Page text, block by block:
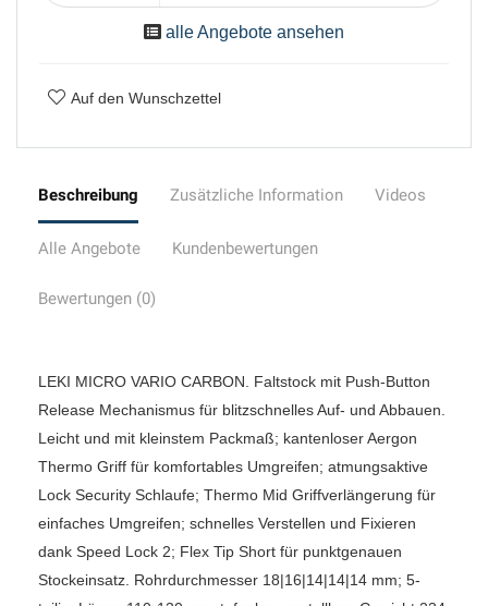
alle Angebote ansehen
Auf den Wunschzettel
Beschreibung Zusätzliche Information Videos
Alle Angebote Kundenbewertungen
Bewertungen (0)
LEKI MICRO VARIO CARBON. Faltstock mit Push-Button
Release Mechanismus für blitzschnelles Auf- und Abbauen.
Leicht und mit kleinstem Packmaß; kantenloser Aergon
Thermo Griff für komfortables Umgreifen; atmungsaktive
Lock Security Schlaufe; Thermo Mid Griffverlängerung für
einfaches Umgreifen; schnelles Verstellen und Fixieren
dank Speed Lock 2; Flex Tip Short für punktgenauen
Stockeinsatz. Rohrdurchmesser 18|16|14|14|14 mm; 5-